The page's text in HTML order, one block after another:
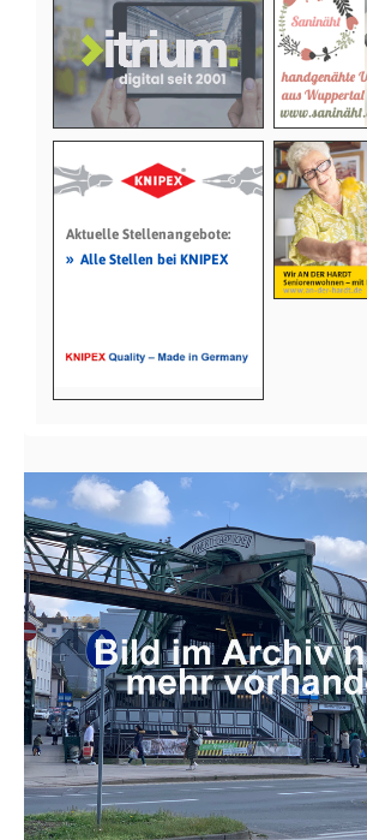
Aktuelle Stellenangebote:
» Alle Stellen bei KNIPEX